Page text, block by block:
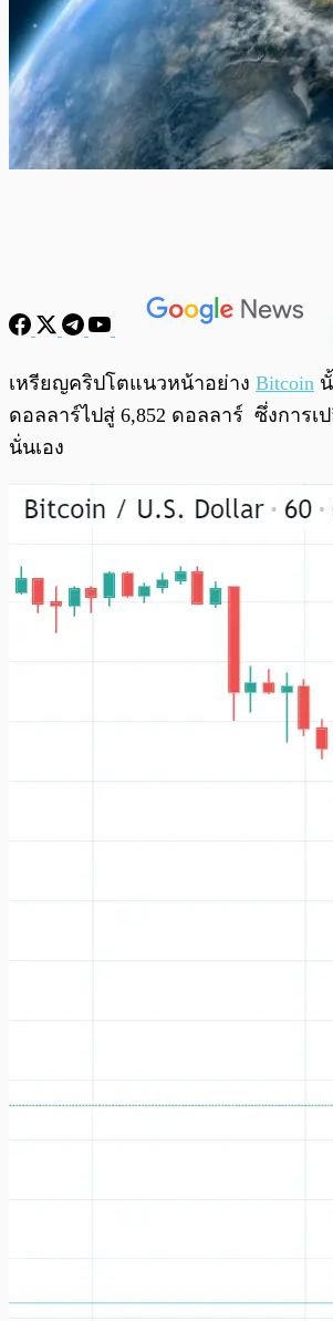
พร้อมเล่น
เหรียญคริปโตแนวหน้าอย่าง Bitcoin
ดอลลาร์ไปสู่ 6,852 ดอลลาร์ ซึ่งการ
นั่นเอง